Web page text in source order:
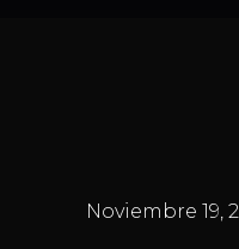
Noviembre 19,